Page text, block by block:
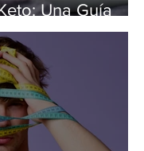
Una Guía
para Adelgazar